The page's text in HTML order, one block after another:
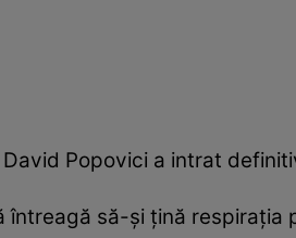
Popovici a intrat
întreagă să-şi ţină